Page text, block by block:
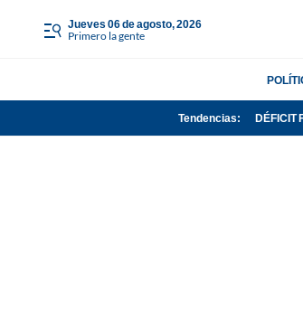
jueves 06 de agosto, 2026
Primero la gente
Tendencias: DÉFICIT